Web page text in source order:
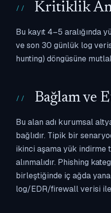
Kritiklik
Bu kayıt 4–5 aralığında
ve son 30 günlük log
hunting) döngüsüne
Bağlam ve
Bu alan adı kurumsal
bağlıdır. Tipik bir
ikinci aşama yük indirme
alınmalıdır. Phishing
birleştiğinde iç ağda
log/EDR/firewall verisi